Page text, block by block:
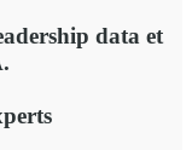
data et